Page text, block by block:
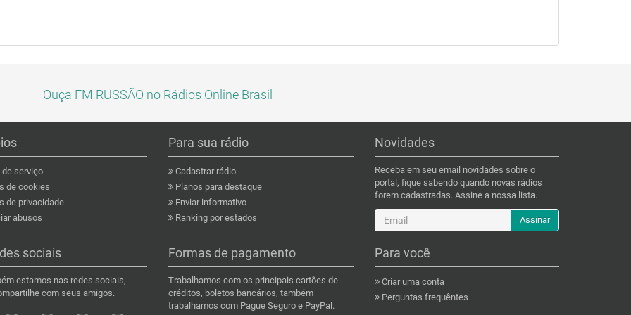
Ouça FM RUSSÃO no Rádios Online Brasil
serviço
de cookies
de privacidade
abusos
Para sua rádio
Cadastrar rádio
Planos para destaque
Enviar informativo
Ranking por estados
Novidades
Receba em seu email novidades sobre o
portal, fique sabendo quando novas rádios
forem cadastradas. Assine a nossa lista.
Assinar
sociais
estamos nas redes sociais,
com seus amigos.
Formas de pagamento
Trabalhamos com os principais cartões de
créditos, boletos bancários, também
trabalhamos com Pague Seguro e PayPal.
Para você
Criar uma conta
Perguntas frequêntes